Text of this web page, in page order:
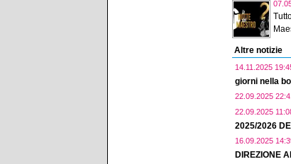
Altre notizie
14.11.2025
giorni nella
22.09.2025
22.09.2025
2025/2026
16.09.2025
DIREZIONE